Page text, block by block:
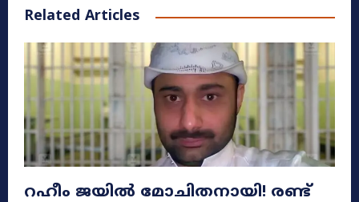
Related Articles
റഹീം ജയിൽ മോചിതനായി! രണ്ട്